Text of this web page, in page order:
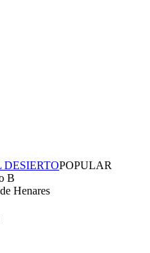
DESIERTOPOPULAR
B
Henares